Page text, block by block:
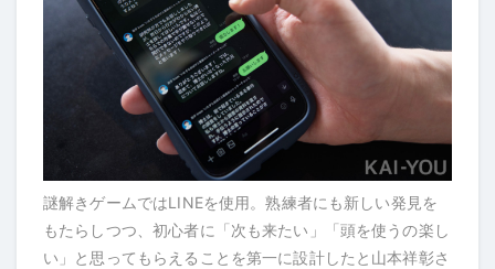
謎解きゲームではLINEを使用。熟練者にも新しい発見を
もたらしつつ、初心者に「次も来たい」「頭を使うの楽し
い」と思ってもらえることを第一に設計したと山本祥彰さ